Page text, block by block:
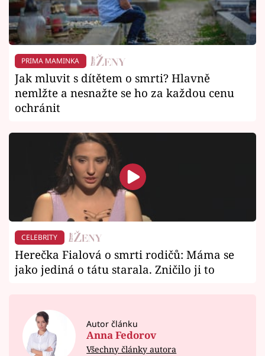
PRIMA MAMINKA
Jak mluvit s dítětem o smrti? Hlavně
nemlžte a nesnažte se ho za každou cenu
ochránit
CELEBRITY
Herečka Fialová o smrti rodičů: Máma se
jako jediná o tátu starala. Zničilo ji to
Autor článku
Anna Fedorov
Všechny články autora